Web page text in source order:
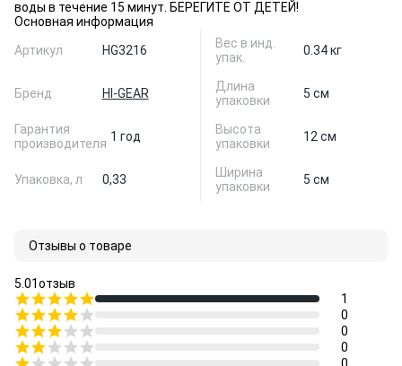
воды в течение 15 минут. БЕРЕГИТЕ ОТ ДЕТЕЙ!
Основная информация
Артикул
HG3216
Бренд HI-GEAR
Гарантия
производителя 1 год
Упаковка, л 0,33
Вес в инд.
упак.
0.34 кг
Длина
упаковки
5 см
Высота
упаковки
12 см
Ширина
упаковки
5 см
Отзывы о товаре
5.01отзыв
1
0
0
0